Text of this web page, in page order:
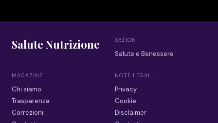
Salute Nutrizione SEZIONI
Salute e Benessere
MAGAZINE
Chi siamo
Trasparenza
Correzioni
NOTE LEGALI
Privacy
Cookie
Disclaimer